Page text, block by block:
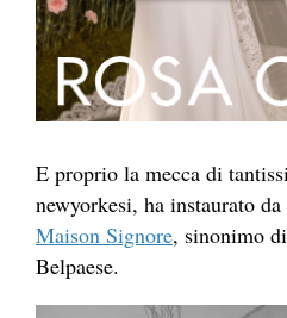
E proprio la mecca di
newyorkesi, ha instaurato
Maison Signore, sinonimo
Belpaese.